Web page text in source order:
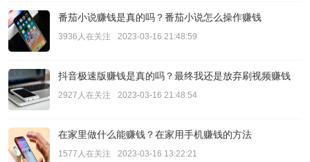
番茄小说赚钱是真的吗？番茄小说怎么操作赚钱
3936人在关注 2023-03-16 21:48:59
抖音极速版赚钱是真的吗？最终我还是放弃刷视频赚钱
2927人在关注 2023-03-16 21:48:54
在家里做什么能赚钱？在家用手机赚钱的方法
1577人在关注 2023-03-16 13:22:21